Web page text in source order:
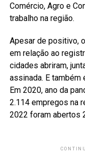
Comércio, Agro e
trabalho na região.
Apesar de positivo,
em relação ao
cidades abriram,
assinada. E também
Em 2020, ano da
2.114 empregos na
2022 foram abertos